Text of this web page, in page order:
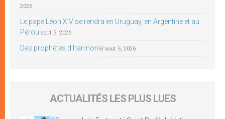
2026
Le pape Léon XIV se rendra en Uruguay, en Argentine et au
Pérou août 5, 2026
Des prophètes d’harmonie août 5, 2026
ACTUALITÉS LES PLUS LUES